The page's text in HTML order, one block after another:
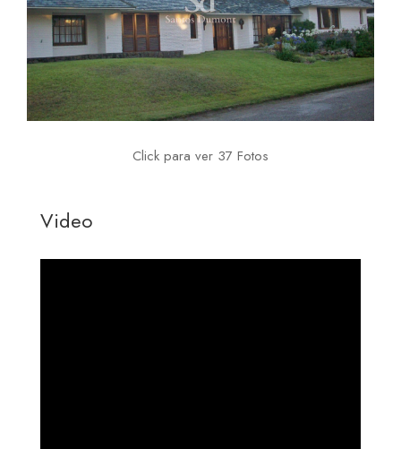
Click para ver 37 Fotos
Video